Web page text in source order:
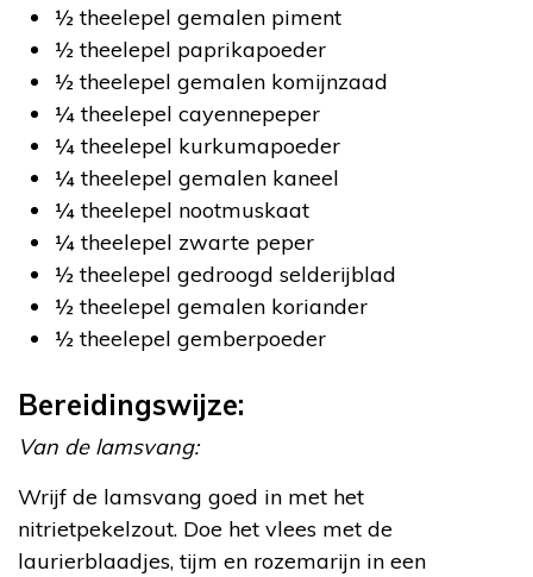
½ theelepel gemalen piment
½ theelepel paprikapoeder
½ theelepel gemalen komijnzaad
¼ theelepel cayennepeper
¼ theelepel kurkumapoeder
¼ theelepel gemalen kaneel
¼ theelepel nootmuskaat
¼ theelepel zwarte peper
½ theelepel gedroogd selderijblad
½ theelepel gemalen koriander
½ theelepel gemberpoeder
Bereidingswijze:
Van de lamsvang:
Wrijf de lamsvang goed in met het
nitrietpekelzout. Doe het vlees met de
laurierblaadjes, tijm en rozemarijn in een